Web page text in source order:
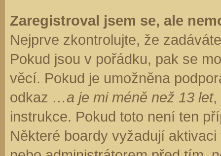
Zaregistroval jsem se, ale
Nejprve zkontrolujte, že
Pokud jsou v pořádku, pak se
věcí. Pokud je umožněna
odkaz …a je mi méně než 13 let,
instrukce. Pokud toto není ten
Některé boardy vyžadují